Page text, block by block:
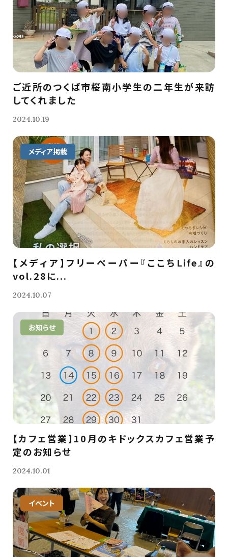
ご近所のつくば市桜南小学生の二年生が来訪
してくれました
2024.10.19
メディア掲載
【メディア】フリーペーパー『ここちLife』の
vol.28に...
2024.10.07
お知らせ
【カフェ営業】10月のキドックスカフェ営業予
定のお知らせ
2024.10.01
イベント